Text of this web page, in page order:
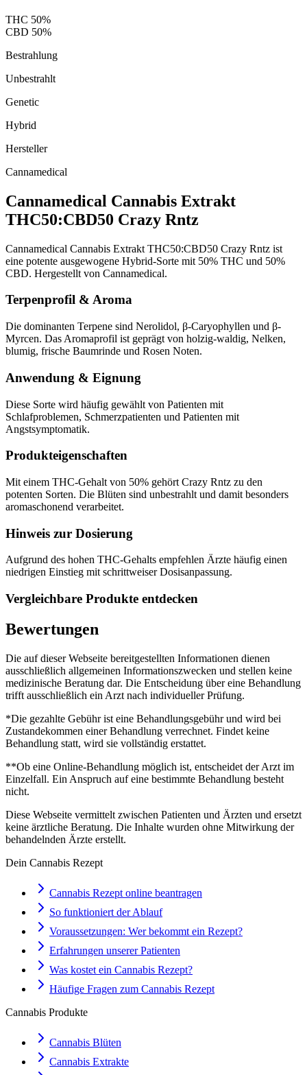
THC 50%
CBD 50%
Bestrahlung
Unbestrahlt
Genetic
Hybrid
Hersteller
Cannamedical
Cannamedical Cannabis Extrakt
THC50:CBD50 Crazy Rntz
Cannamedical Cannabis Extrakt THC50:CBD50 Crazy Rntz ist
eine potente ausgewogene Hybrid-Sorte mit 50% THC und 50%
CBD. Hergestellt von Cannamedical.
Terpenprofil & Aroma
Die dominanten Terpene sind Nerolidol, β-Caryophyllen und β-
Myrcen. Das Aromaprofil ist geprägt von holzig-waldig, Nelken,
blumig, frische Baumrinde und Rosen Noten.
Anwendung & Eignung
Diese Sorte wird häufig gewählt von Patienten mit
Schlafproblemen, Schmerzpatienten und Patienten mit
Angstsymptomatik.
Produkteigenschaften
Mit einem THC-Gehalt von 50% gehört Crazy Rntz zu den
potenten Sorten. Die Blüten sind unbestrahlt und damit besonders
aromaschonend verarbeitet.
Hinweis zur Dosierung
Aufgrund des hohen THC-Gehalts empfehlen Ärzte häufig einen
niedrigen Einstieg mit schrittweiser Dosisanpassung.
Vergleichbare Produkte entdecken
Bewertungen
Die auf dieser Webseite bereitgestellten Informationen dienen
ausschließlich allgemeinen Informationszwecken und stellen keine
medizinische Beratung dar. Die Entscheidung über eine Behandlung
trifft ausschließlich ein Arzt nach individueller Prüfung.
*Die gezahlte Gebühr ist eine Behandlungsgebühr und wird bei
Zustandekommen einer Behandlung verrechnet. Findet keine
Behandlung statt, wird sie vollständig erstattet.
**Ob eine Online-Behandlung möglich ist, entscheidet der Arzt im
Einzelfall. Ein Anspruch auf eine bestimmte Behandlung besteht
nicht.
Diese Webseite vermittelt zwischen Patienten und Ärzten und ersetzt
keine ärztliche Beratung. Die Inhalte wurden ohne Mitwirkung der
behandelnden Ärzte erstellt.
Dein Cannabis Rezept
Cannabis Rezept online beantragen
So funktioniert der Ablauf
Voraussetzungen: Wer bekommt ein Rezept?
Erfahrungen unserer Patienten
Was kostet ein Cannabis Rezept?
Häufige Fragen zum Cannabis Rezept
Cannabis Produkte
Cannabis Blüten
Cannabis Extrakte